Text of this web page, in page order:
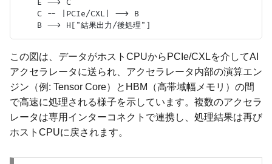
    E --> C
    C -- |PCIe/CXL| --> B
この図は、データがホストCPUからPCIe/CXLを介してAI
アクセラレータに送られ、アクセラレータ内部の演算エン
ジン（例: Tensor Core）とHBM（高帯域幅メモリ）の間
で高速に処理される様子を示しています。複数のアクセラ
レータは専用インターコネクトで連携し、処理結果は再び
ホストCPUに戻されます。